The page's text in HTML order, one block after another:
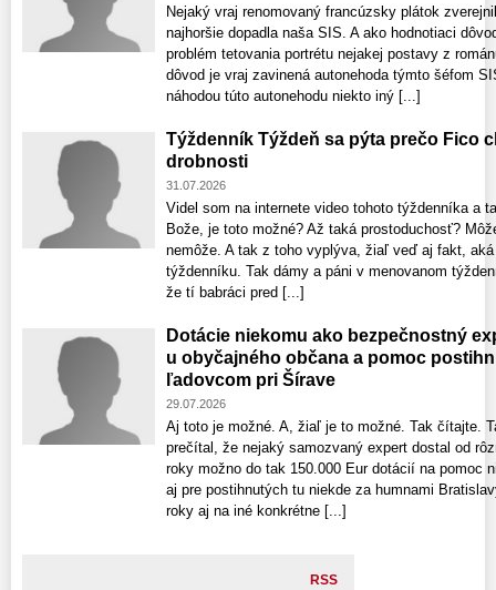
Nejaký vraj renomovaný francúzsky plátok
najhoršie dopadla naša SIS. A ako hodnotiaci
problém tetovania portrétu nejakej postavy z
dôvod je vraj zavinená autonehoda týmto šéfom
náhodou túto autonehodu niekto iný [...]
Týždenník Týždeň sa pýta prečo Fico
drobnosti
31.07.2026
Videl som na internete video tohoto týždenníka a
Bože, je toto možné? Až taká prostoduchosť?
nemôže. A tak z toho vyplýva, žiaľ veď aj fakt,
týždenníku. Tak dámy a páni v menovanom
že tí babráci pred [...]
Dotácie niekomu ako bezpečnostný
u obyčajného občana a pomoc
ľadovcom pri Šírave
29.07.2026
Aj toto je možné. A, žiaľ je to možné. Tak čítajte.
prečítal, že nejaký samozvaný expert dostal od
roky možno do tak 150.000 Eur dotácií na pomoc
aj pre postihnutých tu niekde za humnami
roky aj na iné konkrétne [...]
RSS